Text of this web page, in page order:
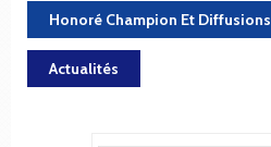
Honoré Champion Et Diffusions
Actualités